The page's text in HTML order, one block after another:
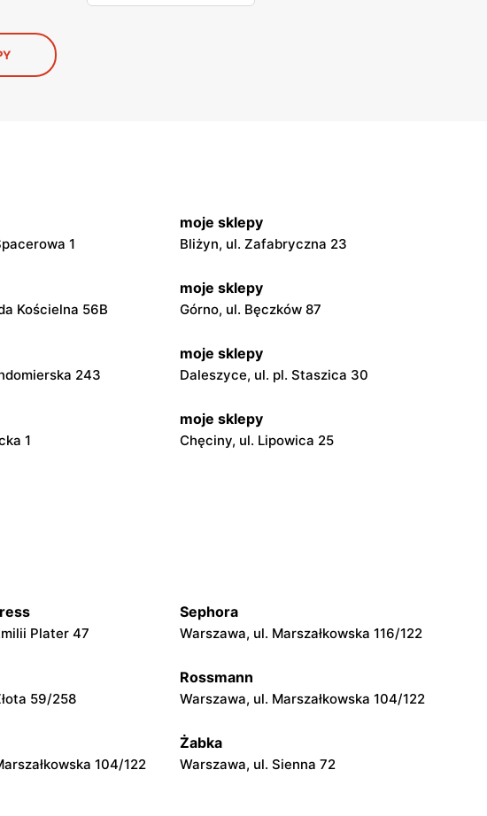
1
moje sklepy
Bliżyn, ul. Zafabryczna 23
Kościelna 56B
moje sklepy
Górno, ul. Bęczków 87
243
moje sklepy
Daleszyce, ul. pl. Staszica 30
1
moje sklepy
Chęciny, ul. Lipowica 25
44
152A
moje sklepy
Tczew, ul. Franciszka Żwirki 61
139
moje sklepy
Opole, ul. Grudzicka 45
Plater 47
Sephora
Warszawa, ul. Marszałkowska 116/122
59/258
Rossmann
Warszawa, ul. Marszałkowska 104/122
104/122
Żabka
Warszawa, ul. Sienna 72